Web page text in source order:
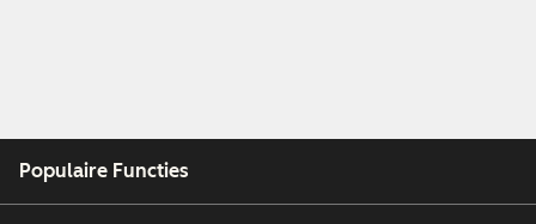
Populaire Functies